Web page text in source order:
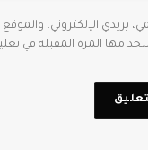
بريدي الإلكتروني، والموقع
المرة المقبلة في